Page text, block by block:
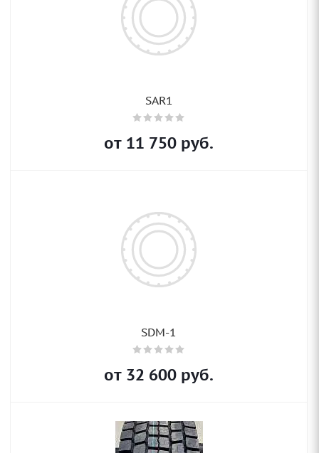
SAR1
от 11 750 руб.
SDM-1
от 32 600 руб.